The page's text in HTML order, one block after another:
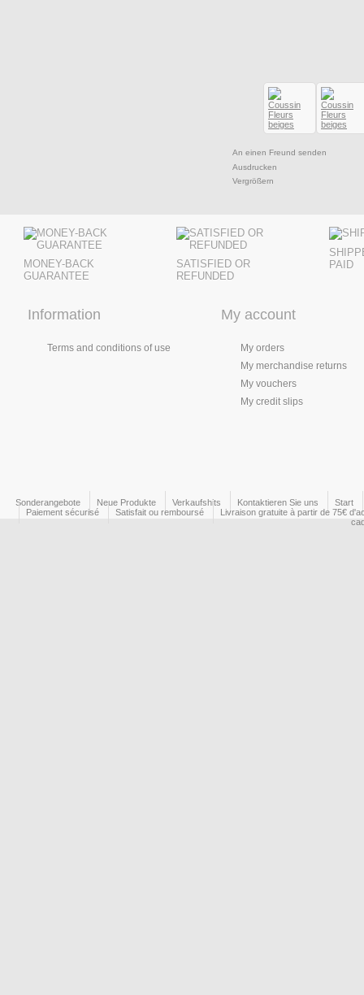
An einen Freund senden
Ausdrucken
Vergrößern
MONEY-BACK
GUARANTEE
SATISFIED OR
REFUNDED
PAID
Information
Terms and conditions of use
My account
My orders
My merchandise returns
My vouchers
My credit slips
Sonderangebote Neue Produkte Verkaufshits Kontaktieren Sie uns
Start
Paiement sécurisé
Satisfait ou remboursé
Livraison gratuite à partir de 75€